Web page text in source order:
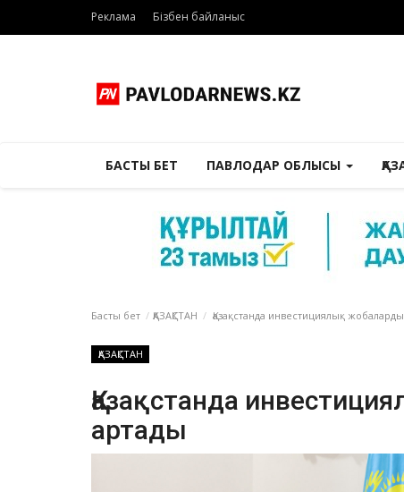
Реклама Бізбен байланыс
БАСТЫ БЕТ ПАВЛОДАР ОБЛЫСЫ
Басты бет ҚАЗАҚСТАН Қазақстанда инвестициялық
ҚАЗАҚСТАН
Қазақстанда
артады